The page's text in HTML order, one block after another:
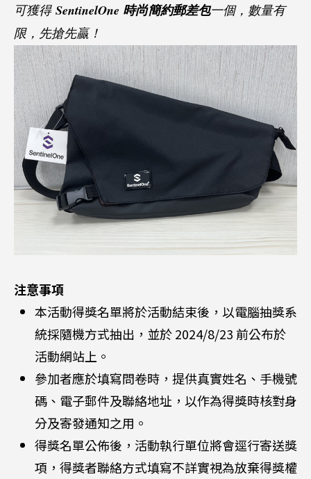
可獲得 SentinelOne 時尚簡約郵差包一個，數量有
限，先搶先贏！
注意事項
本活動得獎名單將於活動結束後，以電腦抽獎系
統採隨機方式抽出，並於 2024/8/23 前公布於
活動網站上。
參加者應於填寫問卷時，提供真實姓名、手機號
碼、電子郵件及聯絡地址，以作為得獎時核對身
分及寄發通知之用。
得獎名單公佈後，活動執行單位將會逕行寄送獎
項，得獎者聯絡方式填寫不詳實視為放棄得獎權